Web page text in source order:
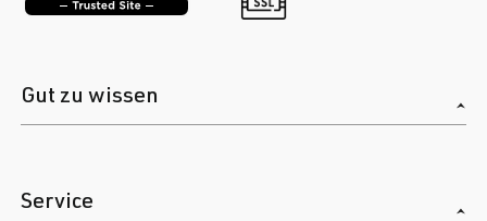
Gut zu wissen
Service